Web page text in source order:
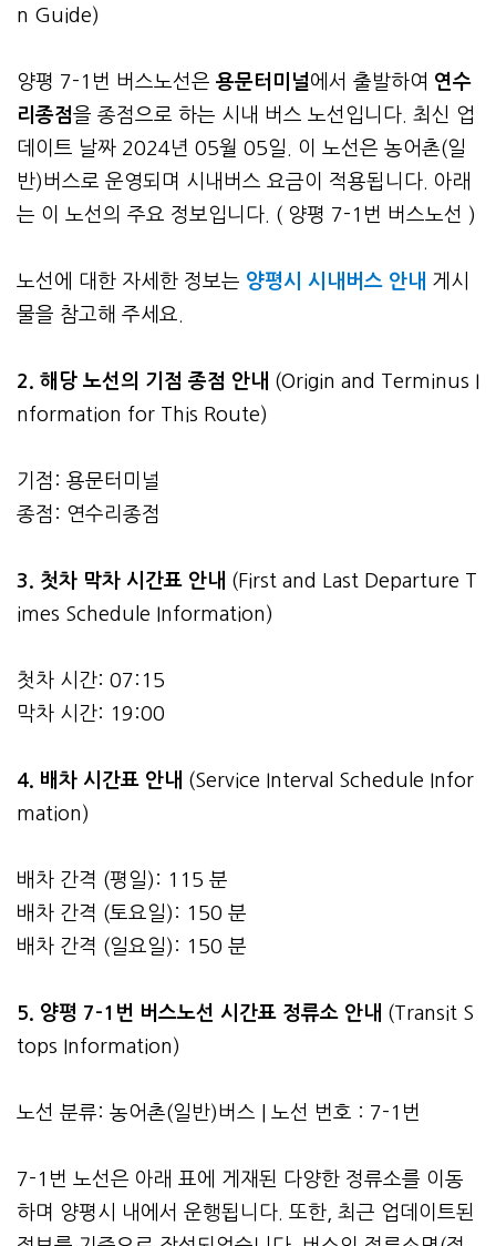
n Guide)
양평 7-1번 버스노선은 용문터미널에서 출발하여 연수
리종점을 종점으로 하는 시내 버스 노선입니다. 최신 업
데이트 날짜 2024년 05월 05일. 이 노선은 농어촌(일
반)버스로 운영되며 시내버스 요금이 적용됩니다. 아래
는 이 노선의 주요 정보입니다. ( 양평 7-1번 버스노선 )
노선에 대한 자세한 정보는 양평시 시내버스 안내 게시
물을 참고해 주세요.
2. 해당 노선의 기점 종점 안내 (Origin and Terminus I
nformation for This Route)
기점: 용문터미널
종점: 연수리종점
3. 첫차 막차 시간표 안내 (First and Last Departure T
imes Schedule Information)
첫차 시간: 07:15
막차 시간: 19:00
4. 배차 시간표 안내 (Service Interval Schedule Infor
mation)
배차 간격 (평일): 115 분
배차 간격 (토요일): 150 분
배차 간격 (일요일): 150 분
5. 양평 7-1번 버스노선 시간표 정류소 안내 (Transit S
tops Information)
노선 분류: 농어촌(일반)버스 | 노선 번호 : 7-1번
7-1번 노선은 아래 표에 게재된 다양한 정류소를 이동
하며 양평시 내에서 운행됩니다. 또한, 최근 업데이트된